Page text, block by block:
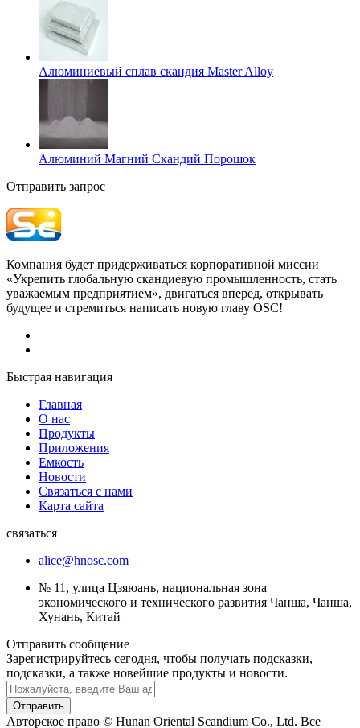
Алюминиевый сплав скандия Master Alloy
Алюминий Магний Скандий Порошок
Отправить запрос
Компания будет придерживаться корпоративной миссии
«Укрепить глобальную скандиевую промышленность, стать
уважаемым предприятием», двигаться вперед, открывать
будущее и стремиться написать новую главу OSC!
Быстрая навигация
Главная
О нас
Продукты
Приложения
Емкость
Новости
Связаться с нами
Карта сайта
связаться
alice@hnosc.com
№ 11, улица Цзяюань, национальная зона
экономического и технического развития Чанша, Чанша,
Хунань, Китай
Отправить сообщение
Зарегистрируйтесь сегодня, чтобы получать подсказки,
подсказки, а также новейшие продукты и новости.
Отправить
Авторское право © Hunan Oriental Scandium Co., Ltd. Все